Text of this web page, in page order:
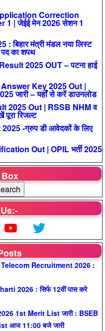
Correction
| जेईई मेन 2026 सेशन 1
मंत्री मंडल नया लिस्ट
पद का शपथ
2025 OUT – पटना हाई
Key 2025 Out |
जारी – यहाँ से करें डाउनलोड
2025 Out | RSSB NHM व
पूरा रिजल्ट
-ग्रुप डी आवेदकों के लिए
Out | OPIL भर्ती 2025
Recruitment 2026 :
2026 : सिर्फ 12वीं पास करे
1st Merit List जारी : BSEB
आज 11:00 बजे जारी